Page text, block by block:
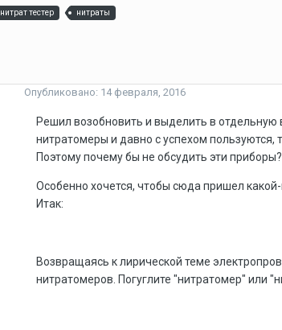
нитрат тестер нитраты
Опубликовано: 14 февраля, 2016
Решил возобновить и выделить в отдельную
нитратомеры и давно с успехом пользуются,
Поэтому почему бы не обсудить эти
Особенно хочется, чтобы сюда пришел
Итак:
Возвращаясь к лирической теме
нитратомеров. Погуглите "нитратомер" или